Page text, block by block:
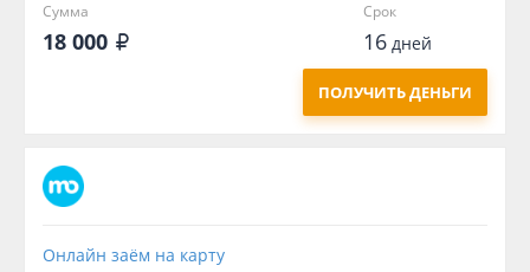
Сумма
18 000
Срок
16дней
ПОЛУЧИТЬ ДЕНЬГИ
Онлайн заём на карту